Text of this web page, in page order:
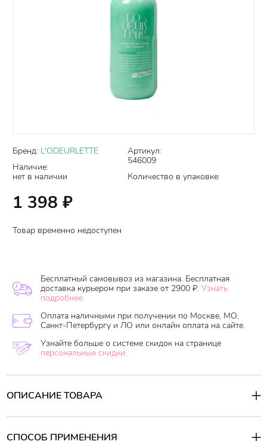
Бренд: L'ODEURLETTE
Наличие:
нет в наличии
Артикул:
546009
Количество в упаковке:
1 398 ₽
Товар временно недоступен
Бесплатный самовывоз из магазина. Бесплатная
доставка курьером при заказе от 2900 ₽. Узнать
подробнее.
Оплата наличными при получении по Москве, МО,
Санкт-Петербургу и ЛО или онлайн оплата на сайте.
Узнайте больше о системе скидок на странице
персональные скидки.
ОПИСАНИЕ ТОВАРА
Парфюмированная маска дезодорирует волосы ароматом
поврежденные и слабые локоны, после частого окрашивания,
СПОСОБ ПРИМЕНЕНИЯ